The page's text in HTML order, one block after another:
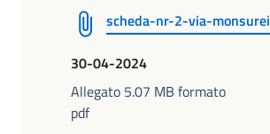
scheda-nr-2-via-monsurei
30-04-2024
Allegato 5.07 MB formato
pdf